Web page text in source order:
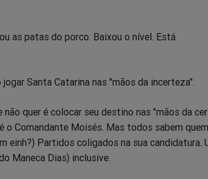
no
as patas do porco. Baixou o nível. Está
Santa Catarina nas "mãos da incerteza".
quer é colocar seu destino nas "mãos da
Comandante Moisés. Mas todos sabem
einh?) Partidos coligados na sua candidatura.
Maneca Dias) inclusive.